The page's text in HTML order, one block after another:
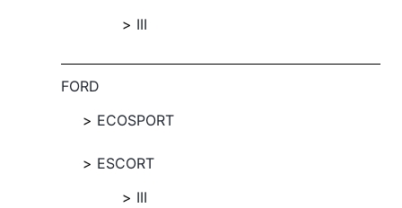
III
FORD
ECOSPORT
ESCORT
III